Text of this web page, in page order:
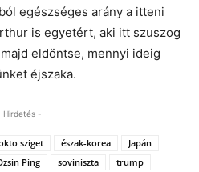
egészséges arány a itteni
is egyetért, aki itt szuszog
eldöntse, mennyi ideig
éjszaka.
Hirdetés -
sziget észak-korea
Japán
Ping soviniszta trump